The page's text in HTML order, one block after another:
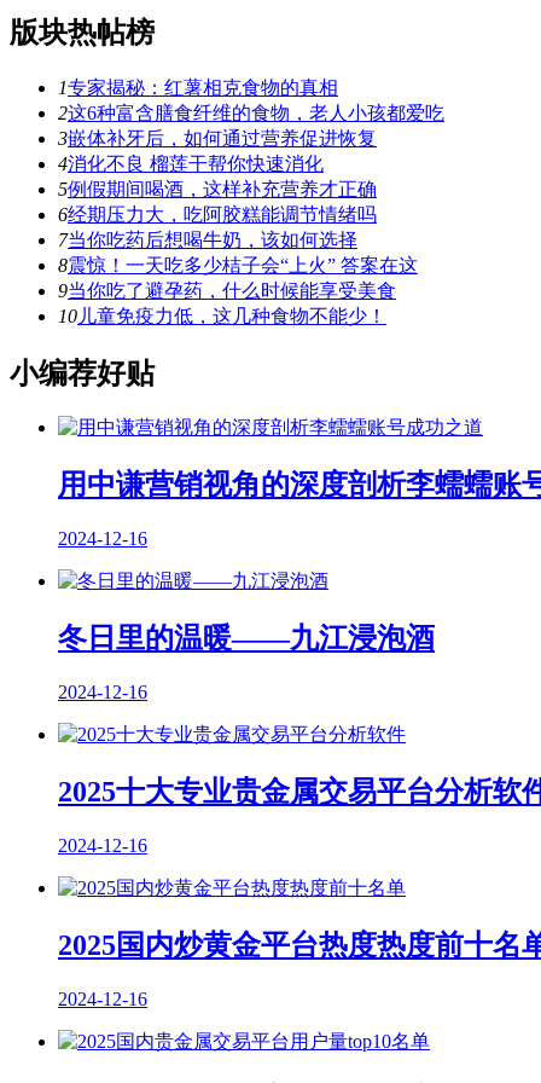
版块热帖榜
1专家揭秘：红薯相克食物的真相
2这6种富含膳食纤维的食物，老人小孩都爱吃
3嵌体补牙后，如何通过营养促进恢复
4消化不良 榴莲干帮你快速消化
5例假期间喝酒，这样补充营养才正确
6经期压力大，吃阿胶糕能调节情绪吗
7当你吃药后想喝牛奶，该如何选择
8震惊！一天吃多少桔子会“上火” 答案在这
9当你吃了避孕药，什么时候能享受美食
10 儿童免疫力低，这几种食物不能少！
小编荐好贴
用中谦营销视角的深度剖析李蠕蠕账
2024-12-16
冬日里的温暖——九江浸泡酒
2024-12-16
2025十大专业贵金属交易平台分析软
2024-12-16
2025国内炒黄金平台热度热度前十名
2024-12-16